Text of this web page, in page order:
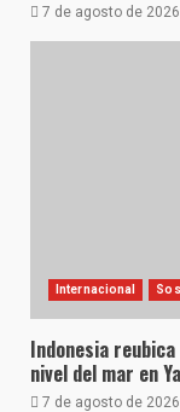
7 de agosto de 2026
Internacional
Indonesia
nivel del mar en
7 de agosto de 2026